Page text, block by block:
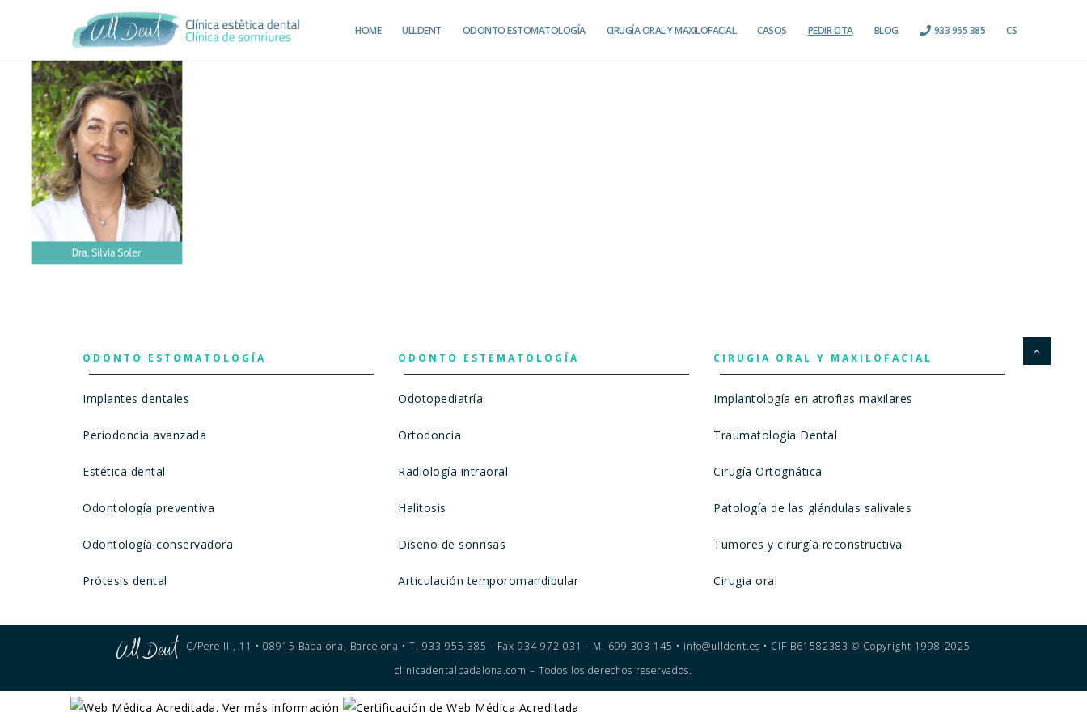
HOME ULLDENT ODONTO ESTOMATOLOGÍA CIRUGÍA ORAL Y MAXILOFACIAL CASOS PEDIR CITA BLOG 933 955 385 CS
ODONTO ESTOMATOLOGÍA
Implantes dentales
Periodoncia avanzada
Estética dental
Odontología preventiva
Odontología conservadora
Prótesis dental
ODONTO ESTEMATOLOGÍA
Odotopediatría
Ortodoncia
Radiología intraoral
Halitosis
Diseño de sonrisas
Articulación temporomandibular
CIRUGIA ORAL Y MAXILOFACIAL
Implantología en atrofias maxilares
Traumatología Dental
Cirugía Ortognática
Patología de las glándulas salivales
Tumores y cirurgía reconstructiva
Cirugia oral
C/Pere III, 11 • 08915 Badalona, Barcelona • T. 933 955 385 - Fax 934 972 031 - M. 699 303 145 • info@ulldent.es • CIF B61582383 © Copyright 1998-2025
clinicadentalbadalona.com – Todos los derechos reservados.